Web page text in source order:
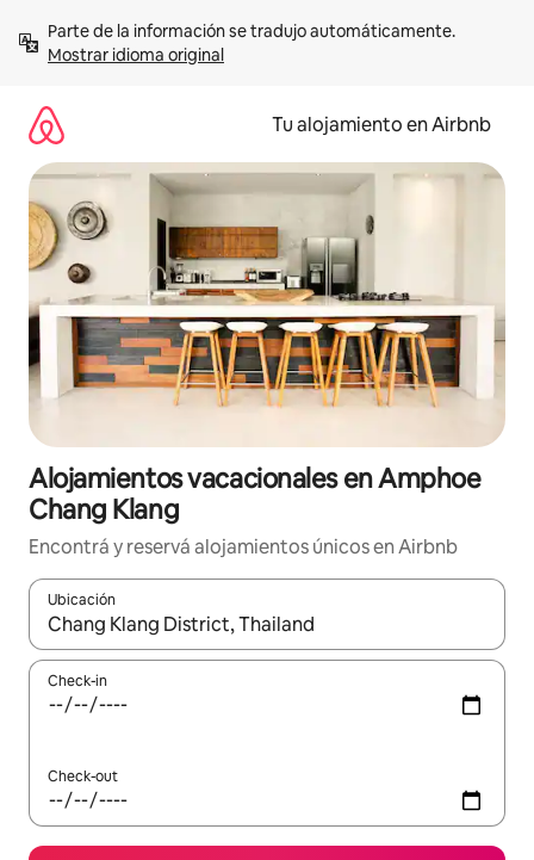
contenidoMostrar idioma original
Tu alojamiento en Airbnb
Alojamientos vacacionales en Amphoe
Chang Klang
Encontrá y reservá alojamientos únicos en Airbnb
Ubicación
Cuando los resultados estén disponibles, navegá con las
Check-in
Check-out